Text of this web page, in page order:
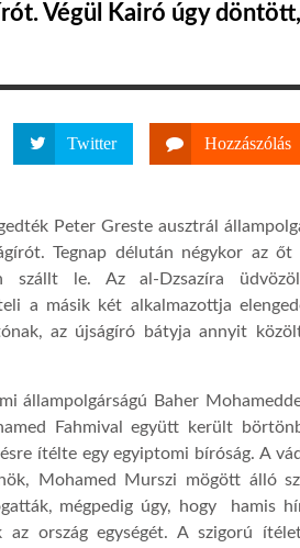
Végül Kairó úgy
Twitter Hozzászólás
Peter Greste ausztrál
Tegnap délután négykor az őt
szállt le. Az al-Dzsazíra
a másik két alkalmazottja
az újságíró bátyja annyit
állampolgárságú Baher
Fahmival együtt került
ítélte egy egyiptomi bíróság. A
Mohamed Murszi mögött álló
mégpedig úgy, hogy hamis
ország egységét. A szigorú